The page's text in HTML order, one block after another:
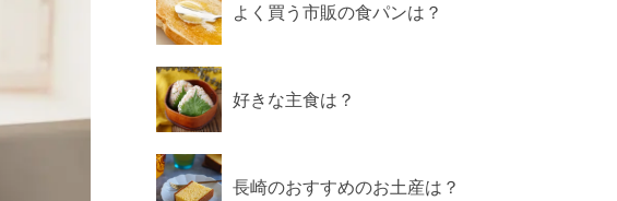
よく買う市販の食パンは？
好きな主食は？
長崎のおすすめのお土産は？